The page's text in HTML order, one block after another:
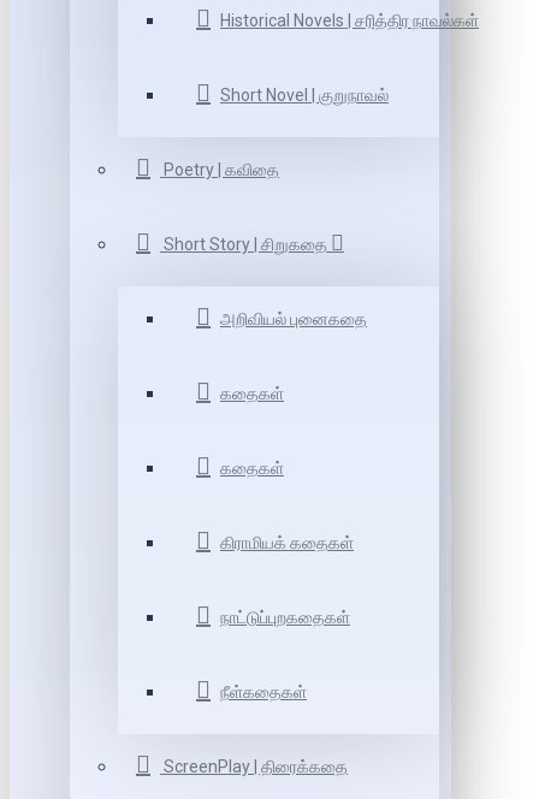
Historical Novels | சரித்திர நாவல்கள்
Short Novel | குறுநாவல்
Poetry | கவிதை
Short Story | சிறுகதை
அறிவியல் புனைகதை
கதைகள்
கதைகள்
கிராமியக் கதைகள்
நாட்டுப்புறகதைகள்
நீள்கதைகள்
ScreenPlay | திரைக்கதை